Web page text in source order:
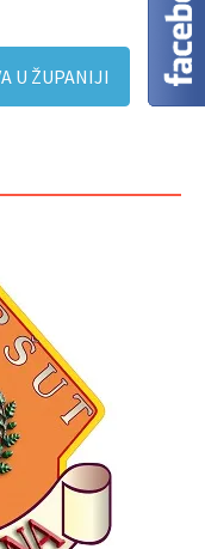
U ŽUPANIJI